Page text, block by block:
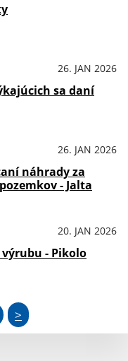
26. JAN 2026
sa daní
26. JAN 2026
náhrady za
- Jalta
20. JAN 2026
- Pikolo
>